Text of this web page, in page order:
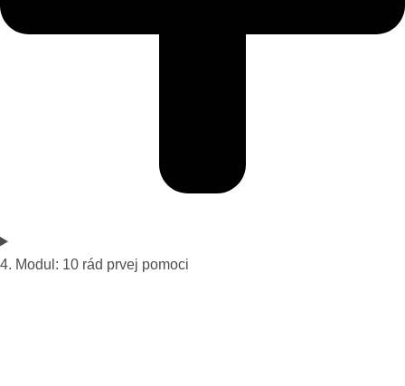
4. Modul: 10 rád prvej pomoci​